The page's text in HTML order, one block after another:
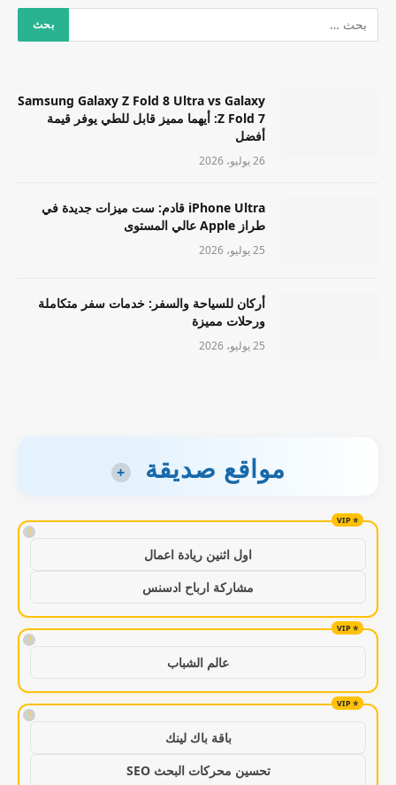
Samsung Galaxy Z Fold 8 Ultra vs Galaxy
Z Fold 7: أيهما مميز قابل للطي يوفر قيمة
أفضل
26 يوليو، 2026
iPhone Ultra قادم: ست ميزات جديدة في
طراز Apple عالي المستوى
25 يوليو، 2026
أركان للسياحة والسفر: خدمات سفر متكاملة
ورحلات مميزة
25 يوليو، 2026
مواقع صديقة +
!
اول اثنين ريادة اعمال
مشاركة ارباح ادسنس
!
عالم الشباب
!
باقة باك لينك
تحسين محركات البحث SEO